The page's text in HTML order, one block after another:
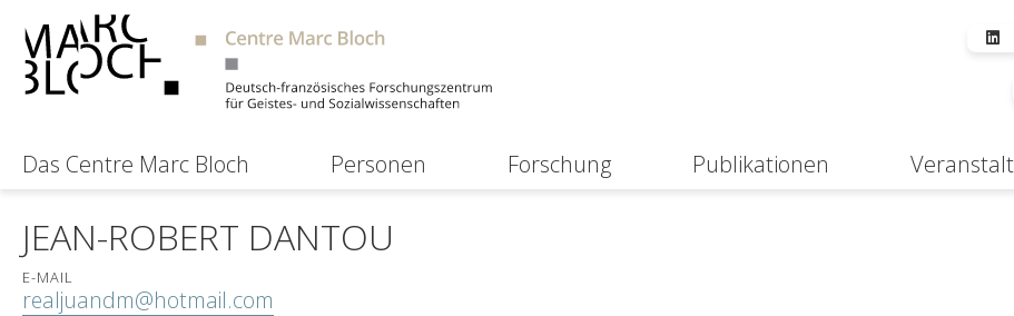
Das Centre Marc Bloch Personen Forschung Publikationen
JEAN-ROBERT DANTOU
E-MAIL
realjuandm@hotmail.com